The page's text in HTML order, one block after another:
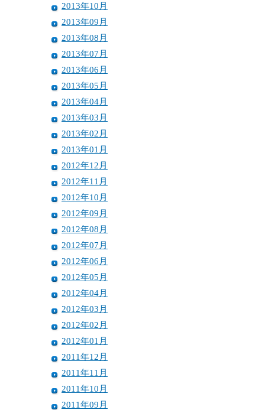
2013年10月
2013年09月
2013年08月
2013年07月
2013年06月
2013年05月
2013年04月
2013年03月
2013年02月
2013年01月
2012年12月
2012年11月
2012年10月
2012年09月
2012年08月
2012年07月
2012年06月
2012年05月
2012年04月
2012年03月
2012年02月
2012年01月
2011年12月
2011年11月
2011年10月
2011年09月